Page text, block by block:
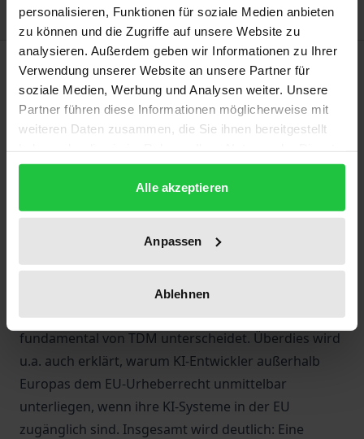
personalisieren, Funktionen für soziale Medien anbieten
zu können und die Zugriffe auf unsere Website zu
analysieren. Außerdem geben wir Informationen zu Ihrer
Verwendung unserer Website an unsere Partner für
soziale Medien, Werbung und Analysen weiter. Unsere
Partner führen diese Informationen möglicherweise mit
weiteren Daten zusammen, die Sie ihnen bereitgestellt
gesammelt haben.
Alle akzeptieren
Anpassen
Ablehnen
Beschreibung
Generative KI (z.B. ChatGPT) erzeugt Texte, Bilder,
Musik und Videos. Die Technologie basiert auf dem
geschützten Daten. In den USA berufen sich KI-
Die interdisziplinäre Untersuchung widerlegt diesen
Ansatz, weil sich generatives KI-Training
fundamental von TDM unterscheidet. Überdies wird
u.a. auch erklärt, warum KI-Entwickler außerhalb
Europas dem EU-Urheberrecht unmittelbar
unterliegen, wenn ihre KI-Systeme in der EU
zugänglich sind. Insgesamt wird deutlich: Eine